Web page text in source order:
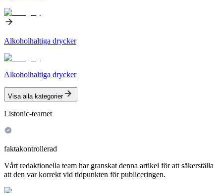
Alkoholhaltiga drycker
Alkoholhaltiga drycker
Visa alla kategorier
Listonic-teamet
faktakontrollerad
Vårt redaktionella team har granskat denna artikel för att säkerställa
att den var korrekt vid tidpunkten för publiceringen.